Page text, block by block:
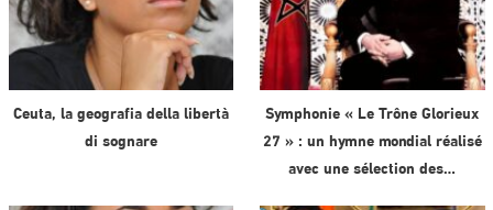
Ceuta, la geografia della libertà
di sognare
Symphonie « Le Trône Glorieux
27 » : un hymne mondial réalisé
avec une sélection des…